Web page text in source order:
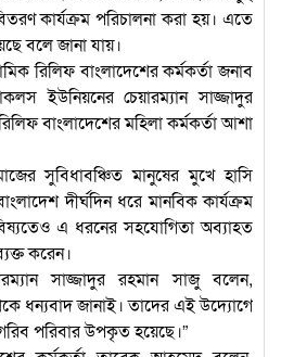
কার্যক্রম পরিচালনা করা হয়। এতে
বলে জানা যায়।
রিলিফ বাংলাদেশের কর্মকর্তা জনাব
ইউনিয়নের চেয়ারম্যান সাজ্জাদুর
বাংলাদেশের মহিলা কর্মকর্তা আশা
সুবিধাবঞ্চিত মানুষের মুখে হাসি
দীর্ঘদিন ধরে মানবিক কার্যক্রম
এ ধরনের সহযোগিতা অব্যাহত
করেন।
সাজ্জাদুর রহমান সাজু বলেন,
ধন্যবাদ জানাই। তাদের এই উদ্যোগে
পরিবার উপকৃত হয়েছে।”